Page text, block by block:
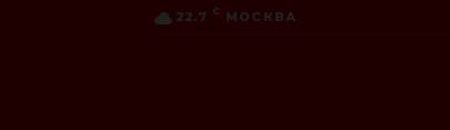
22.7 C МОСКВА